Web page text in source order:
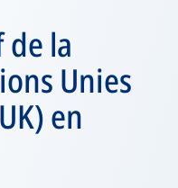
de la
Unies
en